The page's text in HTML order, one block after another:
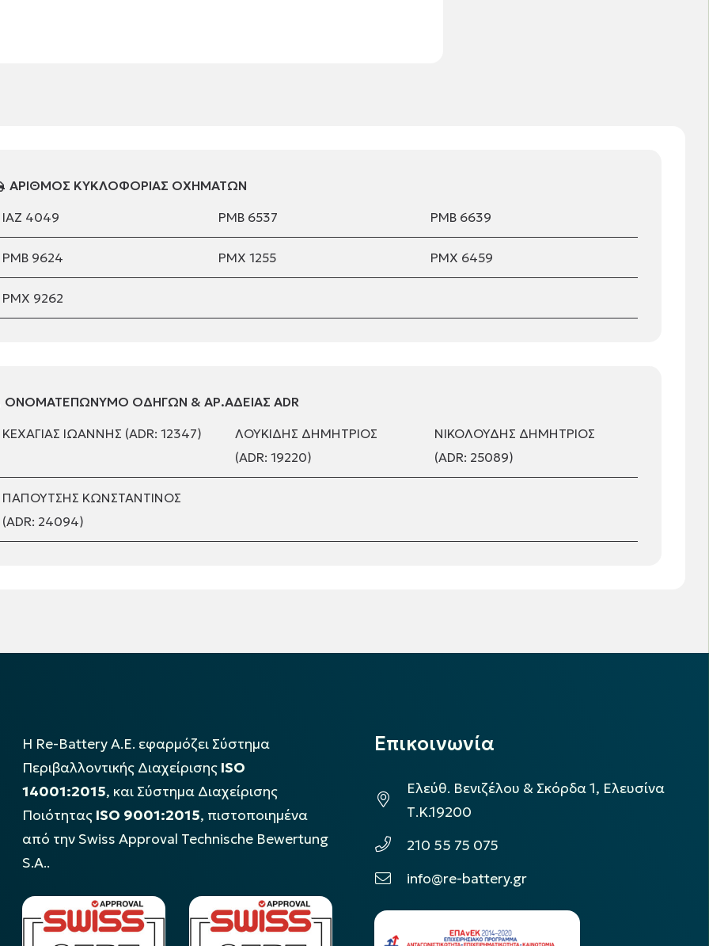
ΑΡΙΘΜΟΣ ΚΥΚΛΟΦΟΡΙΑΣ ΟΧΗΜΑΤΩΝ
ΙΑΖ 4049
ΡΜΒ 6537 ΡΜΒ 6639
PMB 9624 ΡΜΧ 1255 ΡΜΧ 6459
ΡΜΧ 9262
ΟΝΟΜΑΤΕΠΩΝΥΜΟ ΟΔΗΓΩΝ & ΑΡ.ΑΔΕΙΑΣ ADR
ΚΕΧΑΓΙΑΣ ΙΩΑΝΝΗΣ (ADR: 12347)
ΛΟΥΚΙΔΗΣ ΔΗΜΗΤΡΙΟΣ
(ADR: 19220)
ΝΙΚΟΛΟΥΔΗΣ ΔΗΜΗΤΡΙΟΣ
(ADR: 25089)
ΠΑΠΟΥΤΣΗΣ ΚΩΝΣΤΑΝΤΙΝΟΣ
(ADR: 24094)
Η Re-Battery Α.Ε. εφαρμόζει Σύστημα
Περιβαλλοντικής Διαχείρισης ISO
14001:2015, και Σύστημα Διαχείρισης
Ποιότητας ISO 9001:2015, πιστοποιημένα
από την Swiss Approval Technische Bewertung
S.A..
Επικοινωνία
Ελεύθ. Βενιζέλου & Σκόρδα 1, Ελευσίνα
Τ.Κ.19200
210 55 75 075
info@re-battery.gr